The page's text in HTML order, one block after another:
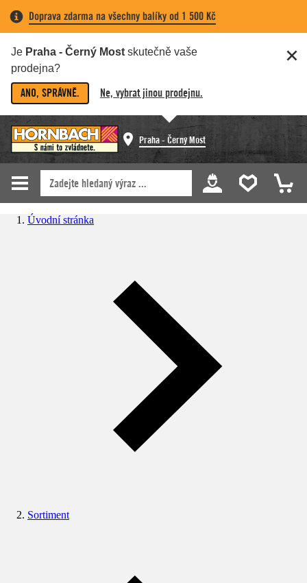
Doprava zdarma na všechny balíky od 1 500 Kč
Je Praha - Černý Most skutečně vaše
prodejna?
ANO, SPRÁVNĚ. Ne, vybrat jinou prodejnu.
Praha - Černý Most
Úvodní stránka
Sortiment